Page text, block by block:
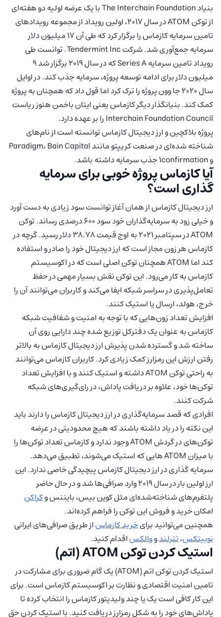
بنیاد The Interchain Foundation با یک عرضه اولیه دو هفته‌ای
از توکن ATOM در سال ۲۰۱۷، اولین رویداد از مجموعه رویدادهای
تامین سرمایه کازماس را برگزار کرد که طی آن ۱۷ میلیون دلار
سرمایه جمع‌آوری شد. شرکت Tendermint Inc. توانست طی
رویداد تامین سرمایه Series A که در سال ۲۰۱۹ برگزار شد ۹
میلیون دلار برای ادامه توسعه پروژه، سرمایه جذب کند. در اوایل
سال ۲۰۲۰ جا وون پروژه را ترک کرد اما قول داد که همچنان به پروژه
کمک کند. بنیانگذار دیگر کازماس یعنی ایتان باخمن هنوز ریاست
Interchain Foundation Council را بر عهده دارد.
پروژه بلاکچین و ارز دیجیتال کازماس توانسته است از نام‌های
شناخته شده‌ای در صنعت کریپتو مانند Paradigm، Bain Capital
و 1confirmation جذب سرمایه داشته باشد.
آیا کازماس پروژه خوبی برای سرمایه
گذاری است؟
ارز دیجیتال کازماس از همان آغاز توانست سود زیادی به دست آورد
و خیلی زود به سرمایه‌گذاران خود سود ۶۰۰ درصدی رساند. توکن
ATOM در سپتامبر ۲۰۲۱ به اوج قیمت ۳۸.۷۸ دلار رسید. گرچه در
کازماس هر زون مجاز است که ارز دیجیتال خود را صادر و استفاده
کند اما ATOM همچنان توکن اصلی است که در اکوسیستم
کازماس به کار می‌رود. این توکن نقش بسیار مهمی در حفظ
تعامل‌پذیری در سراسر شبکه ایفا می‌کند و کاربران می‌توانند آن را
خرج، هولد، ارسال یا استیک کنند.
افزایش تعداد زون‌هایی که با توجه به امنیت و شفافیت شبکه
کازماس به عنوان یک دفترکل توزیع شده چند دارایی روی آن
ساخته شد و گسترده شدن پذیرش ارز دیجیتال کازماس به بالاتر
رفتن ارزش این رمزارز کمک زیادی کرد. کاربران کازماس می‌توانند
به راحتی توکن ATOM داشته و استیک کنند و با افزایش تعداد
توکن‌ها خود، علاوه بر دریافت پاداش، در رای‌گیری‌های شبکه
شرکت کنند.
افرادی که قصد سرمایه‌گذاری در ارز دیجیتال کازماس را دارند باید
این نکته را در یاد داشته باشند که هیچ محدودیتی در عرضه
توکن‌های در گردش ATOM وجود ندارد و کازماس تعداد توکن‌ها را
با میزان ATOM هایی که استیک می‌شوند، تطبیق می‌دهد.
سرمایه گذاری در ارز دیجیتال کازماس پیچیدگی خاصی ندارد. این
ارز اولین بار در سال ۲۰۱۹ وارد صرافی‌ها شد و در حال حاضر
پلتفرم‌های شناخته‌شده‌ای مثل کوین بیس، بایننس وکراکن
امکان خرید و فروش این توکن را فراهم کرده‌اند.
همچنین می‌توانید برایخرید کازماساز طریق صرافی‌های ایرانی
نوبیتکس،تترلندووالکساقدام کنید.
استیک کردن توکن ATOM (اتم)
استیک کردن توکن اتم (ATOM) یک گام ضروری برای مشارکت در
تامین امنیت اقتصادی و نظارت بر اکوسیستم کازماس است. برای
این کار کافی است یک یا چند ولیدیتور کازماس را انتخاب کرده تا
پاداش‌های خود را به شکل رمزارز دریافت کنید. با استیک کردن حق